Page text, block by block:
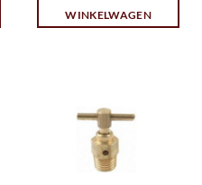
WINKELWAGEN